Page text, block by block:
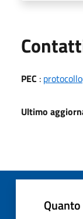
PEC :
Ultimo